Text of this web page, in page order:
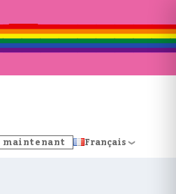
maintenant Français